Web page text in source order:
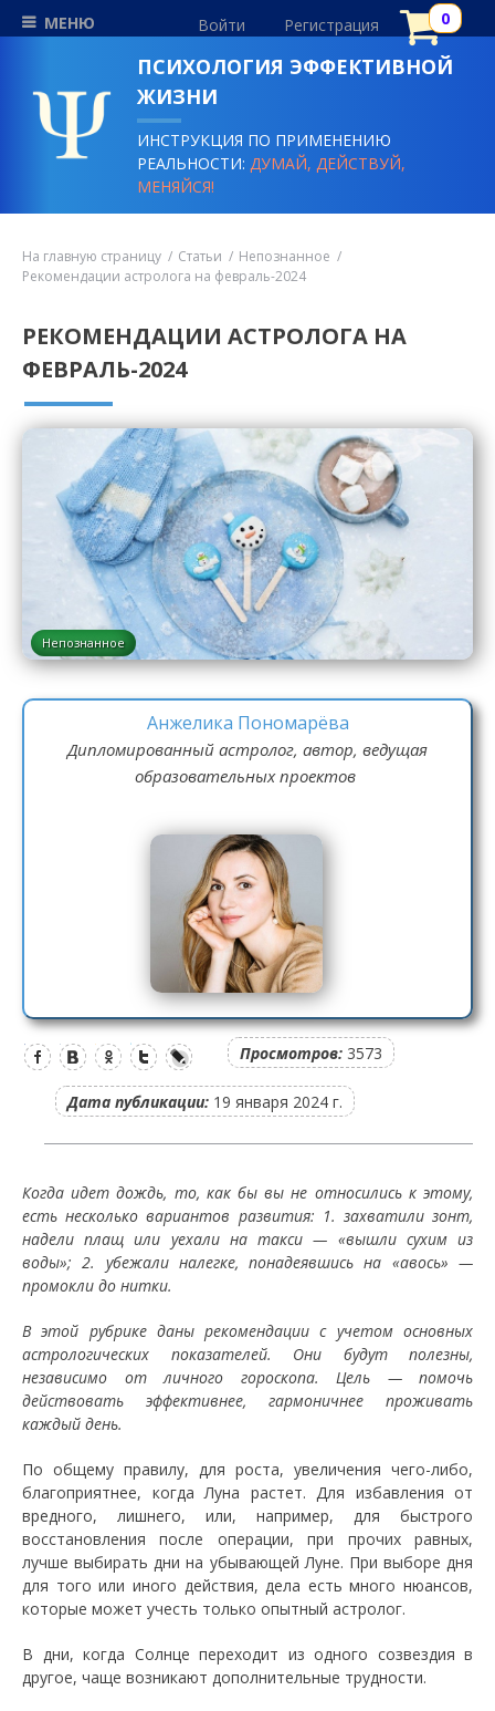
МЕНЮ Войти Регистрация
ПСИХОЛОГИЯ ЭФФЕКТИВНОЙ
ЖИЗНИ
ИНСТРУКЦИЯ ПО ПРИМЕНЕНИЮ
РЕАЛЬНОСТИ:ДУМАЙ, ДЕЙСТВУЙ,
МЕНЯЙСЯ!
На главную страницу Статьи
Непознанное
Рекомендации астролога на февраль-2024
РЕКОМЕНДАЦИИ АСТРОЛОГА НА
ФЕВРАЛЬ-2024
Непознанное
Анжелика Пономарёва
Дипломированный астролог, автор, ведущая
образовательных проектов
Просмотров: 3573
Дата публикации: 19 января 2024 г.
Когда идет дождь, то, как бы вы не относились к этому,
есть несколько вариантов развития: 1. захватили зонт,
надели плащ или уехали на такси — «вышли сухим из
воды»; 2. убежали налегке, понадеявшись на «авось» —
промокли до нитки.
В этой рубрике даны рекомендации с учетом основных
астрологических показателей. Они будут полезны,
независимо от личного гороскопа. Цель — помочь
действовать эффективнее, гармоничнее проживать
каждый день.
По общему правилу, для роста, увеличения чего-либо,
благоприятнее, когда Луна растет. Для избавления от
вредного, лишнего, или, например, для быстрого
восстановления после операции, при прочих равных,
лучше выбирать дни на убывающей Луне. При выборе дня
для того или иного действия, дела есть много нюансов,
которые может учесть только опытный астролог.
В дни, когда Солнце переходит из одного созвездия в
другое, чаще возникают дополнительные трудности.